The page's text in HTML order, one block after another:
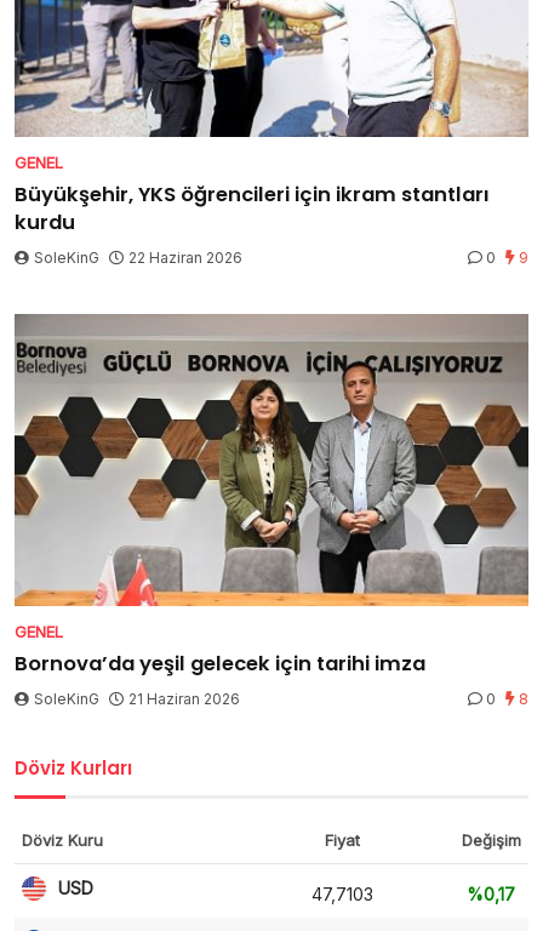
GENEL
Büyükşehir, YKS öğrencileri için ikram stantları
kurdu
SoleKinG 22 Haziran 2026 0 9
GENEL
Bornova’da yeşil gelecek için tarihi imza
SoleKinG 21 Haziran 2026 0 8
Döviz Kurları
Döviz Kuru Fiyat Değişim
USD 47,7103 %0,17